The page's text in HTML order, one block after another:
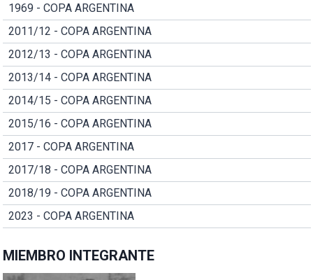
1969 - COPA ARGENTINA
2011/12 - COPA ARGENTINA
2012/13 - COPA ARGENTINA
2013/14 - COPA ARGENTINA
2014/15 - COPA ARGENTINA
2015/16 - COPA ARGENTINA
2017 - COPA ARGENTINA
2017/18 - COPA ARGENTINA
2018/19 - COPA ARGENTINA
2023 - COPA ARGENTINA
MIEMBRO INTEGRANTE